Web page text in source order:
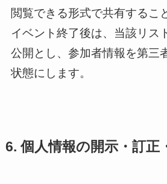
閲覧できる形式で共有するこ
イベント終了後は、当該リス
公開とし、参加者情報を第三
状態にします。
6. 個人情報の開示・訂正